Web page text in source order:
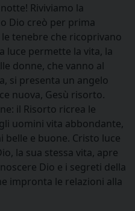
Riviviamo la
Dio creò per prima
tenebre che ricoprivano
luce permette la vita, la
donne, che vanno al
si presenta un angelo
nuova, Gesù risorto.
il Risorto ricrea le
uomini vita abbondante,
belle e buone. Cristo luce
la sua stessa vita, apre
Dio e i segreti della
impronta le relazioni alla